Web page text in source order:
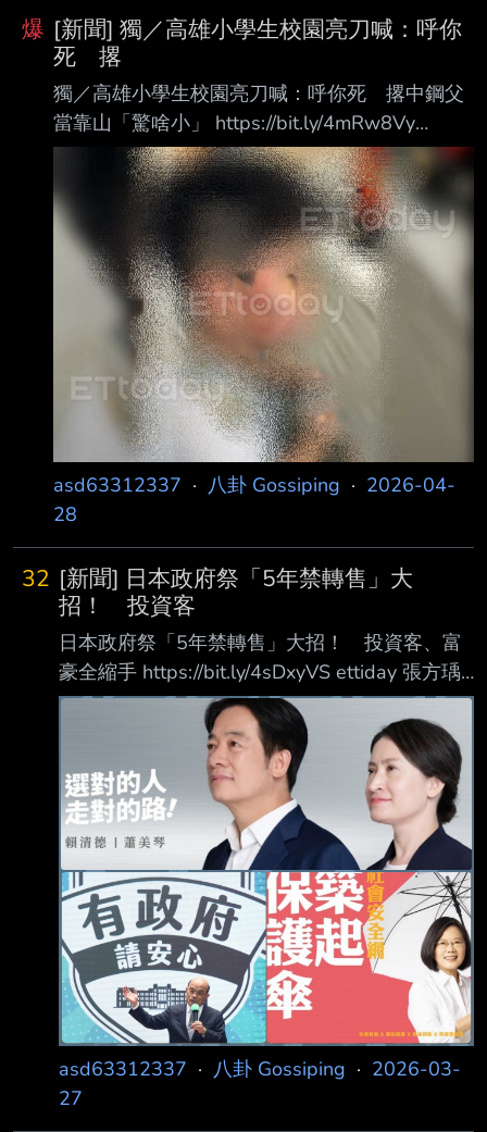
效及驟然減速路段進行盤點，宣布全縣共拆除16
處固定式測速「空桿 」，其中最受矚目的南州
交流道至墾丁路段，更是一口氣大減8支測速
桿，目前僅剩4支固定 桿與2處區間測速。 隨著
路段整頓，該觀光動線全面回歸省道標準速限70
公里。許多往返遊客直言，過去速限變 動頻繁
導致行車體
爆 [新聞] 獨／高雄小學生校園亮刀喊：呼你
死 撂
獨／高雄小學生校園亮刀喊：呼你死 撂中鋼父
當靠山「驚啥小」 https://bit.ly/4mRw8Vy
ettoday 記者許宥孺／高雄報導 高雄市鳳山區一
所國小驚傳校園霸凌！一名家長控訴，兒子這學
期遭到同班3名同學針對， 不僅在校園內遭美工
刀亮刀威嚇「欲呼你死」，更曾被籃球重擊頭部
導致腦震盪。受害男童 母親悲憤表示，施暴學生
態度跋扈，甚至搬出家長背景嗆聲「我爸在中
鋼，驚啥」，更質疑 校方處置態度消極。校方表
示，將啟動調查程序釐清事件始末。 受害男童母
親王小姐接受《ETtoday新聞雲》電訪時表示，
asd63312337 · 八卦 Gossiping · 2026-04-
28
32 [新聞] 日本政府祭「5年禁轉售」大
招！ 投資客
日本政府祭「5年禁轉售」大招！ 投資客、富
豪全縮手 https://bit.ly/4sDxyVS ettiday 張方瑀
持續飆漲的日本東京都心房價，近期似乎終於踢
到了鐵板。根據《彭博社》報導，東京都心 中
古公寓的價格漲勢已出現觸頂跡象，主因除了政
府與地方自治體聯手祭出控管方針、防堵 炒房
外，通貨膨脹與房貸利率上升的壓力，也讓原本
支撐市場的國內外投資客及自住客紛紛 收手觀
望。 灣岸地區房價「止漲」 庫存積壓銷售難
度增 專門仲介豐洲等灣岸精華區房產的FJ
Realty社長藤田祥吾指出，灣岸地區的中古屋價
格過
asd63312337 · 八卦 Gossiping · 2026-03-
27